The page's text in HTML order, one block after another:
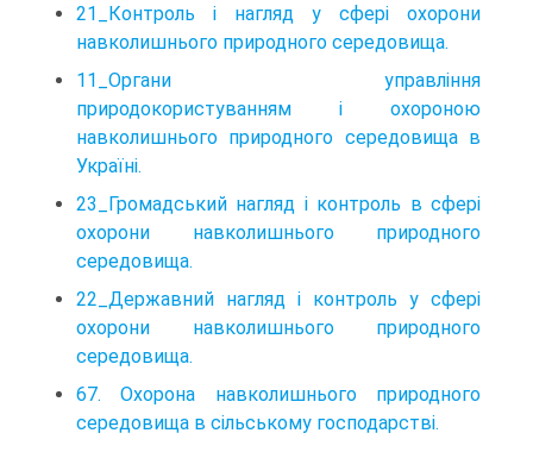
21_Контроль і нагляд у сфері охорони
навколишнього природного середовища.
11_Органи управління
природокористуванням і охороною
навколишнього природного середовища в
Україні.
23_Громадський нагляд і контроль в сфері
охорони навколишнього природного
середовища.
22_Державний нагляд і контроль у сфері
охорони навколишнього природного
середовища.
67. Охорона навколишнього природного
середовища в сільському господарстві.